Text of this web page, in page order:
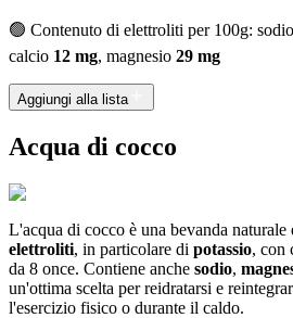
🟢 Contenuto di elettroliti per 100g: sodio
calcio 12 mg, magnesio 29 mg
Aggiungi alla lista
Acqua di cocco
L'acqua di cocco è una bevanda naturale
elettroliti, in particolare di potassio, con
da 8 once. Contiene anche sodio,
un'ottima scelta per reidratarsi e
l'esercizio fisico o durante il caldo.